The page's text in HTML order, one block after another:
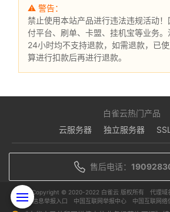
⚠ 警告：
禁止使用本站产品进行违法违规活动
付平台、刷单、卡盟、挂机宝等业务
24小时均不支持退款，如需退款，已
算进行扣款后再进行退款。
白雀云热门产品
云服务器
独立服务器
售后电话：
Copyright © 2020-2022 白雀云 版权所有
代理域
违规信息举报入口
中国互联网举报中心 中国互联网络